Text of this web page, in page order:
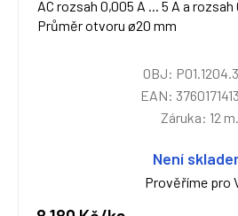
AC rozsah 0,005 A ... 5 A a rozsah
Průměr otvoru ø20 mm
OBJ:
EAN:
Záruka: 12 m.
Není
Prověříme pro